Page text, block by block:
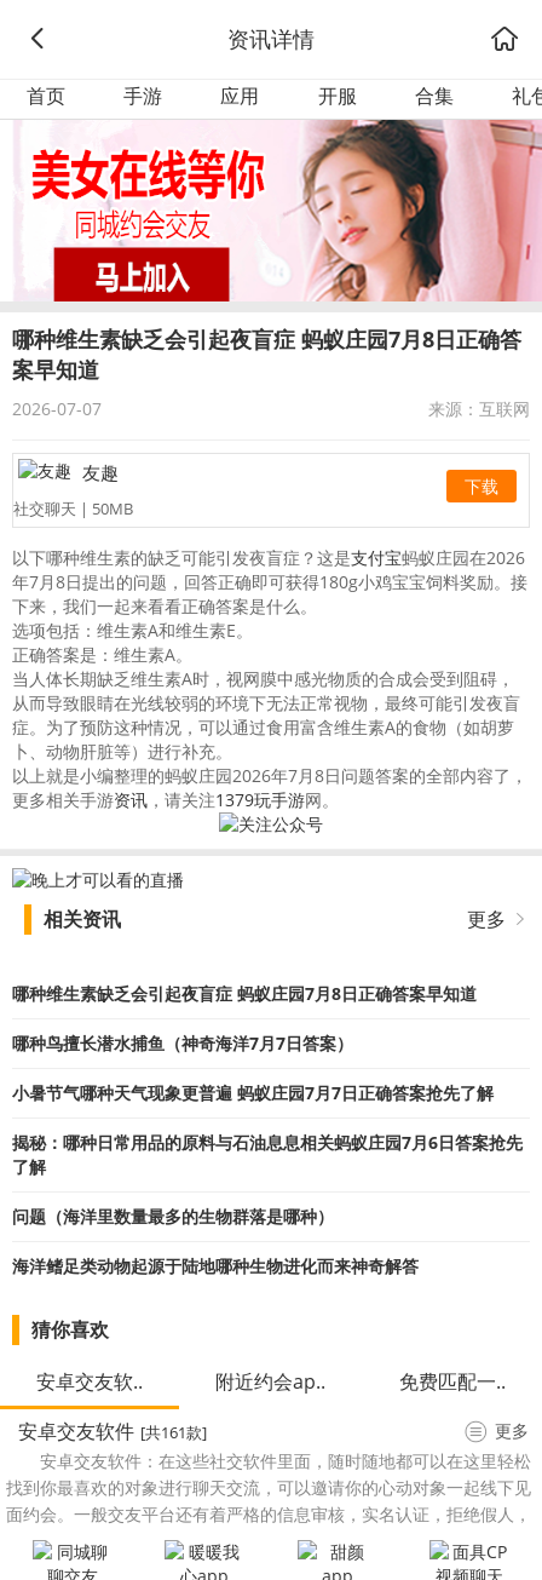
资讯详情
首页 手游 应用 开服 合集 礼
哪种维生素缺乏会引起夜盲症 蚂蚁庄园7月8日正确答
案早知道
2026-07-07 来源：互联网
下载
友趣
社交聊天 | 50MB
以下哪种维生素的缺乏可能引发夜盲症？这是支付宝蚂蚁庄园在2026
年7月8日提出的问题，回答正确即可获得180g小鸡宝宝饲料奖励。接
下来，我们一起来看看正确答案是什么。
选项包括：维生素A和维生素E。
正确答案是：维生素A。
当人体长期缺乏维生素A时，视网膜中感光物质的合成会受到阻碍，
从而导致眼睛在光线较弱的环境下无法正常视物，最终可能引发夜盲
症。为了预防这种情况，可以通过食用富含维生素A的食物（如胡萝
卜、动物肝脏等）进行补充。
以上就是小编整理的蚂蚁庄园2026年7月8日问题答案的全部内容了，
更多相关手游资讯 ，请关注1379玩手游网。
相关资讯 更多
哪种维生素缺乏会引起夜盲症 蚂蚁庄园7月8日正确答案早知道
哪种鸟擅长潜水捕鱼（神奇海洋7月7日答案）
小暑节气哪种天气现象更普遍 蚂蚁庄园7月7日正确答案抢先了解
揭秘：哪种日常用品的原料与石油息息相关蚂蚁庄园7月6日答案抢先
了解
问题（海洋里数量最多的生物群落是哪种）
海洋鳍足类动物起源于陆地哪种生物进化而来神奇解答
猜你喜欢
安卓交友软..
附近约会ap..
免费匹配一..
安卓交友软件 [共161款]
更多
安卓交友软件：在这些社交软件里面，随时随地都可以在这里轻松
找到你最喜欢的对象进行聊天交流，可以邀请你的心动对象一起线下见
面约会。一般交友平台还有着严格的信息审核，实名认证，拒绝假人，
自由搭讪约会。小编整理了一些安卓下载的交友软件排行榜，帮你发现
附近的帅哥美女，希望各位早日“脱光”，找到你心中的另一半